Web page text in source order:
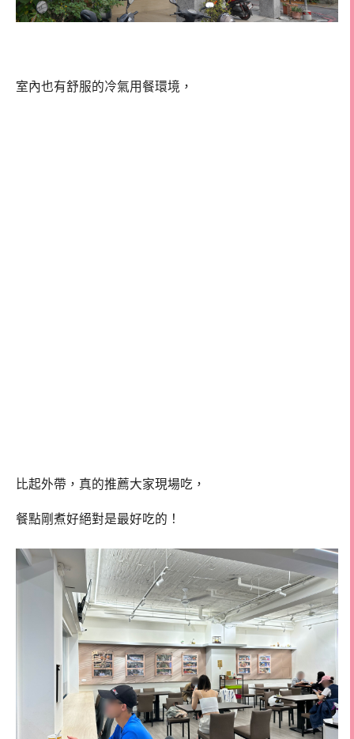
室內也有舒服的冷氣用餐環境，
比起外帶，真的推薦大家現場吃，
餐點剛煮好絕對是最好吃的！